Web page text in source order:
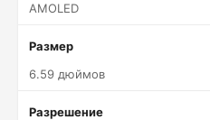
AMOLED
Размер
6.59 дюймов
Разрешение